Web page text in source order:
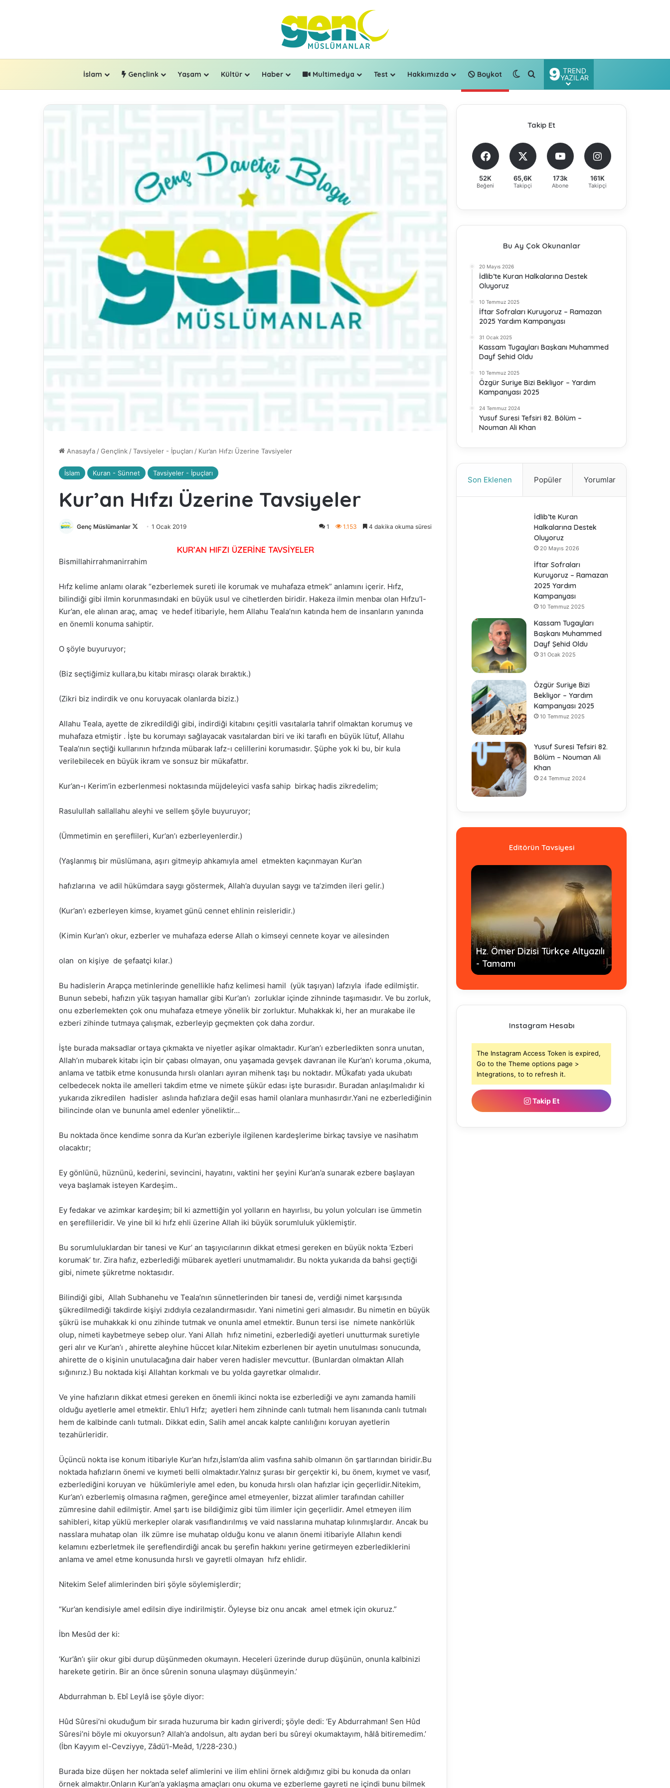
İslam Gençlink Yaşam Kültür Haber Multimedya Test Hakkımızda Boykot Dış görünümü değiştir
Arama yap ...
9 TREND
YAZILAR
Anasayfa/Gençlink/Tavsiyeler - İpuçları / Kur’an Hıfzı Üzerine Tavsiyeler
İslam Kuran - Sünnet Tavsiyeler - İpuçları
Kur’an Hıfzı Üzerine Tavsiyeler
Genç Müslümanlar
l
w
o
n
X
1 Ocak 2019 1 1.153 4 dakika okuma süresi
KUR’AN HIFZI ÜZERİNE TAVSİYELER
Bismillahirrahmanirrahim
Hıfz kelime anlamı olarak “ezberlemek sureti ile korumak ve muhafaza etmek” anlamını içerir. Hıfz,
bilindiği gibi ilmin korunmasındaki en büyük usul ve cihetlerden biridir. Hakeza ilmin menbaı olan Hıfzu’l-
Kur’an, ele alınan araç, amaç ve hedef itibariyle, hem Allahu Teala’nın katında hem de insanların yanında
en önemli konuma sahiptir.
O şöyle buyuruyor;
(Biz seçtiğimiz kullara,bu kitabı mirasçı olarak bıraktık.)
(Zikri biz indirdik ve onu koruyacak olanlarda biziz.)
Allahu Teala, ayette de zikredildiği gibi, indirdiği kitabını çeşitli vasıtalarla tahrif olmaktan korumuş ve
muhafaza etmiştir . İşte bu korumayı sağlayacak vasıtalardan biri ve iki taraflı en büyük lütuf, Allahu
Teala’nın seçtiği kullarının hıfzında mübarak lafz-ı celillerini korumasıdır. Şüphe yok ki bu, bir kula
verilebilecek en büyük ikram ve sonsuz bir mükafattır.
Kur’an-ı Kerim’in ezberlenmesi noktasında müjdeleyici vasfa sahip birkaç hadis zikredelim;
Rasulullah sallallahu aleyhi ve sellem şöyle buyuruyor;
(Ümmetimin en şereflileri, Kur’an’ı ezberleyenlerdir.)
(Yaşlanmış bir müslümana, aşırı gitmeyip ahkamıyla amel etmekten kaçınmayan Kur’an
hafızlarına ve adil hükümdara saygı göstermek, Allah’a duyulan saygı ve ta’zimden ileri gelir.)
(Kur’an’ı ezberleyen kimse, kıyamet günü cennet ehlinin reisleridir.)
(Kimin Kur’an’ı okur, ezberler ve muhafaza ederse Allah o kimseyi cennete koyar ve ailesinden
olan on kişiye de şefaatçi kılar.)
Bu hadislerin Arapça metinlerinde genellikle hafız kelimesi hamil (yük taşıyan) lafzıyla ifade edilmiştir.
Bunun sebebi, hafızın yük taşıyan hamallar gibi Kur’an’ı zorluklar içinde zihninde taşımasıdır. Ve bu zorluk,
onu ezberlemekten çok onu muhafaza etmeye yönelik bir zorluktur. Muhakkak ki, her an murakabe ile
ezberi zihinde tutmaya çalışmak, ezberleyip geçmekten çok daha zordur.
İşte burada maksadlar ortaya çıkmakta ve niyetler aşikar olmaktadır. Kur’an’ı ezberledikten sonra unutan,
Allah’ın mubarek kitabı için bir çabası olmayan, onu yaşamada gevşek davranan ile Kur’an’ı koruma ,okuma,
anlama ve tatbik etme konusunda hırslı olanları ayıran mihenk taşı bu noktadır. MÜkafatı yada ukubatı
celbedecek nokta ile amelleri takdim etme ve nimete şükür edası işte burasıdır. Buradan anlaşılmalıdır ki
yukarıda zikredilen hadisler aslında hafızlara değil esas hamil olanlara munhasırdır.Yani ne ezberlediğinin
bilincinde olan ve bununla amel edenler yöneliktir…
Bu noktada önce kendime sonra da Kur’an ezberiyle ilgilenen kardeşlerime birkaç tavsiye ve nasihatım
olacaktır;
Ey gönlünü, hüznünü, kederini, sevincini, hayatını, vaktini her şeyini Kur’an’a sunarak ezbere başlayan
veya başlamak isteyen Kardeşim..
Ey fedakar ve azimkar kardeşim; bil ki azmettiğin yol yolların en hayırlısı, bu yolun yolcuları ise ümmetin
en şereflileridir. Ve yine bil ki hıfz ehli üzerine Allah iki büyük sorumluluk yüklemiştir.
Bu sorumluluklardan bir tanesi ve Kur’ an taşıyıcılarının dikkat etmesi gereken en büyük nokta ‘Ezberi
korumak’ tır. Zira hafız, ezberlediği mübarek ayetleri unutmamalıdır. Bu nokta yukarıda da bahsi geçtiği
gibi, nimete şükretme noktasıdır.
Bilindiği gibi, Allah Subhanehu ve Teala’nın sünnetlerinden bir tanesi de, verdiği nimet karşısında
şükredilmediği takdirde kişiyi zıddıyla cezalandırmasıdır. Yani nimetini geri almasıdır. Bu nimetin en büyük
şükrü ise muhakkak ki onu zihinde tutmak ve onunla amel etmektir. Bunun tersi ise nimete nankörlük
olup, nimeti kaybetmeye sebep olur. Yani Allah hıfız nimetini, ezberlediği ayetleri unutturmak suretiyle
geri alır ve Kur’an’ı , ahirette aleyhine hüccet kılar.Nitekim ezberlenen bir ayetin unutulması sonucunda,
ahirette de o kişinin unutulacağına dair haber veren hadisler mevcuttur. (Bunlardan olmaktan Allah
sığınırız.) Bu noktada kişi Allahtan korkmalı ve bu yolda gayretkar olmalıdır.
Ve yine hafızların dikkat etmesi gereken en önemli ikinci nokta ise ezberlediği ve aynı zamanda hamili
olduğu ayetlerle amel etmektir. Ehlu’l Hıfz; ayetleri hem zihninde canlı tutmalı hem lisanında canlı tutmalı
hem de kalbinde canlı tutmalı. Dikkat edin, Salih amel ancak kalpte canlılığını koruyan ayetlerin
tezahürleridir.
Üçüncü nokta ise konum itibariyle Kur’an hıfzı,İslam’da alim vasfına sahib olmanın ön şartlarından biridir.Bu
noktada hafızların önemi ve kıymeti belli olmaktadır.Yalnız şurası bir gerçektir ki, bu önem, kıymet ve vasıf,
ezberlediğini koruyan ve hükümleriyle amel eden, bu konuda hırslı olan hafızlar için geçerlidir.Nitekim,
Kur’an’ı ezberlemiş olmasına rağmen, gereğince amel etmeyenler, bizzat alimler tarafından cahiller
zümresine dahil edilmiştir. Amel şartı ise bildiğimiz gibi tüm ilimler için geçerlidir. Amel etmeyen ilim
sahibleri, kitap yüklü merkepler olarak vasıflandırılmış ve vaid nasslarına muhatap kılınmışlardır. Ancak bu
nasslara muhatap olan ilk zümre ise muhatap olduğu konu ve alanın önemi itibariyle Allahın kendi
kelamını ezberletmek ile şereflendirdiği ancak bu şerefin hakkını yerine getirmeyen ezberlediklerini
anlama ve amel etme konusunda hırslı ve gayretli olmayan hıfz ehlidir.
Nitekim Selef alimlerinden biri şöyle söylemişlerdir;
“Kur’an kendisiyle amel edilsin diye indirilmiştir. Öyleyse biz onu ancak amel etmek için okuruz.”
İbn Mesûd der ki:
‘Kur’ân’ı şiir okur gibi durup düşünmeden okumayın. Heceleri üzerinde durup düşünün, onunla kalbinizi
harekete getirin. Bir an önce sûrenin sonuna ulaşmayı düşünmeyin.’
Abdurrahman b. Ebî Leylâ ise şöyle diyor:
Hûd Sûresi’ni okuduğum bir sırada huzuruma bir kadın giriverdi; şöyle dedi: ‘Ey Abdurrahman! Sen Hûd
Sûresi’ni böyle mi okuyorsun? Allah’a andolsun, altı aydan beri bu sûreyi okumaktayım, hâlâ bitiremedim.’
(İbn Kayyım el-Cevziyye, Zâdü’l-Meâd, 1/228-230.)
Burada bize düşen her noktada selef alimlerini ve ilim ehlini örnek aldığımız gibi bu konuda da onları
örnek almaktır.Onların Kur’an’a yaklaşma amaçları onu okuma ve ezberleme gayreti ne içindi bunu bilmek
Takip Et
52K
Beğeni
65,6K
Takipçi
173k
Abone
161K
Takipçi
Bu Ay Çok Okunanlar
20 Mayıs 2026
İdlib’te Kuran Halkalarına Destek
Oluyoruz
10 Temmuz 2025
İftar Sofraları Kuruyoruz – Ramazan
2025 Yardım Kampanyası
31 Ocak 2025
Kassam Tugayları Başkanı Muhammed
Dayf Şehid Oldu
10 Temmuz 2025
Özgür Suriye Bizi Bekliyor – Yardım
Kampanyası 2025
24 Temmuz 2024
Yusuf Suresi Tefsiri 82. Bölüm –
Nouman Ali Khan
Son Eklenen Popüler Yorumlar
İdlib’te Kuran
Halkalarına Destek
Oluyoruz
20 Mayıs 2026
İftar Sofraları
Kuruyoruz – Ramazan
2025 Yardım
Kampanyası
10 Temmuz 2025
Kassam Tugayları
Başkanı Muhammed
Dayf Şehid Oldu
31 Ocak 2025
Özgür Suriye Bizi
Bekliyor – Yardım
Kampanyası 2025
10 Temmuz 2025
Yusuf Suresi Tefsiri 82.
Bölüm – Nouman Ali
Khan
24 Temmuz 2024
Editörün Tavsiyesi
Fasih Arapça ile Rap’i
Abdou Salam
Hz. Ömer Dizisi Türkçe Altyazılı
- Tamamı
Instagram Hesabı
The Instagram Access Token is expired,
Go to the Theme options page >
Integrations, to to refresh it.
Takip Et